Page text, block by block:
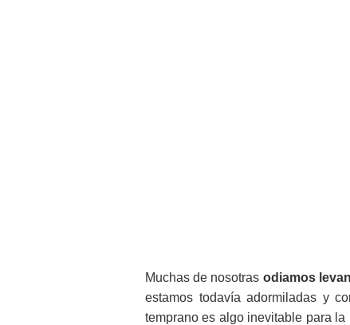
Muchas de nosotras odiamos
estamos todavía adormiladas y
temprano es algo inevitable para